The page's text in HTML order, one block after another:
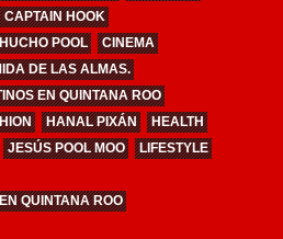
CAPTAIN HOOK
POOL
CINEMA
DE LAS ALMAS.
EN QUINTANA ROO
HANAL PIXÁN
HEALTH
JESÚS POOL MOO
LIFESTYLE
QUINTANA ROO